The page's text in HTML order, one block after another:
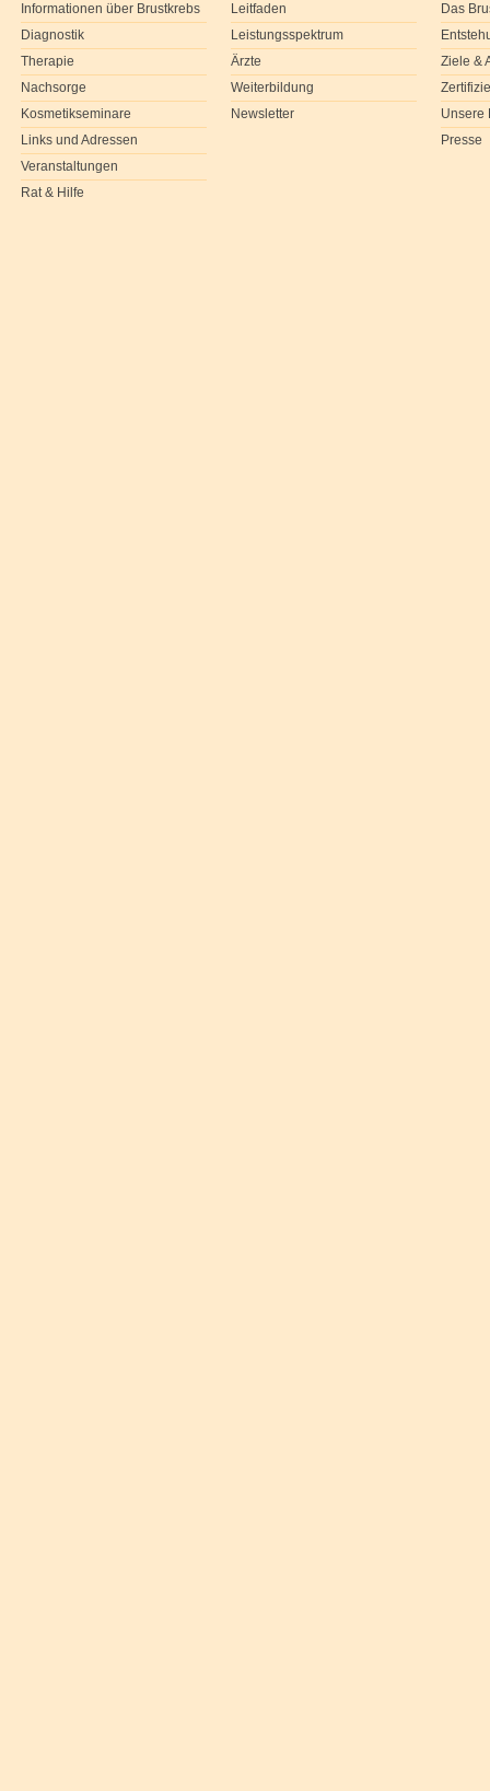
Informationen über Brustkrebs
Diagnostik
Therapie
Nachsorge
Kosmetikseminare
Links und Adressen
Veranstaltungen
Rat & Hilfe
Leitfaden
Leistungsspektrum
Ärzte
Weiterbildung
Newsletter
Das
Ziele &
Unsere
Presse